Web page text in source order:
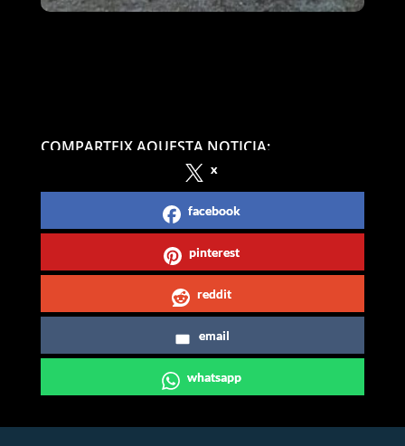
COMPARTEIX AQUESTA NOTICIA:
x
facebook
pinterest
reddit
email
whatsapp